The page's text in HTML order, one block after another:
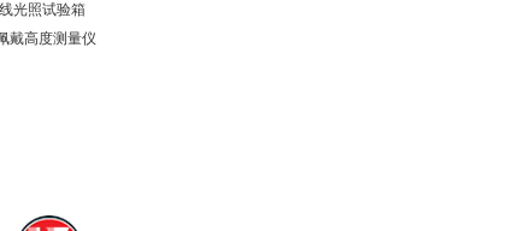
光照试验箱
戴高度测量仪